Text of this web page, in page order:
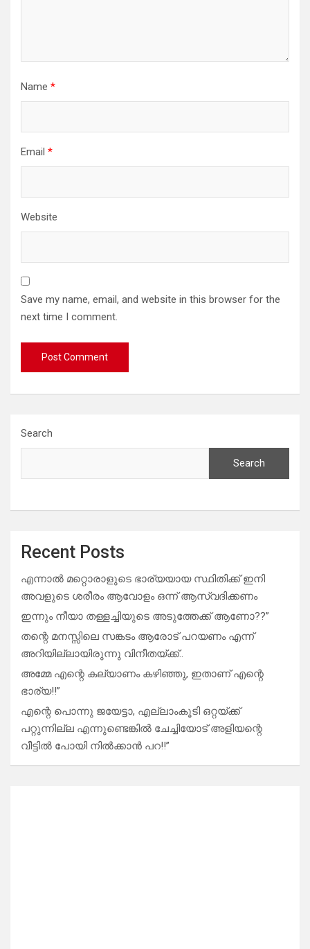
Name *
Email *
Website
Save my name, email, and website in this browser for the
next time I comment.
Search
Search
Recent Posts
എന്നാൽ മറ്റൊരാളുടെ ഭാര്യയായ സ്ഥിതിക്ക് ഇനി
അവളുടെ ശരീരം ആവോളം ഒന്ന് ആസ്വദിക്കണം
ഇന്നും നീയാ തള്ളച്ചിയുടെ അടുത്തേക്ക് ആണോ??”
തന്റെ മനസ്സിലെ സങ്കടം ആരോട് പറയണം എന്ന്
അറിയില്ലായിരുന്നു വിനീതയ്ക്ക്..
അമ്മേ എന്റെ കല്യാണം കഴിഞ്ഞു, ഇതാണ് എന്റെ
ഭാര്യ!!”
എന്റെ പൊന്നു ജയേട്ടാ, എല്ലാംകൂടി ഒറ്റയ്ക്ക്
പറ്റുന്നില്ല എന്നുണ്ടെങ്കിൽ ചേച്ചിയോട് അളിയന്റെ
വീട്ടിൽ പോയി നിൽക്കാൻ പറ!!”